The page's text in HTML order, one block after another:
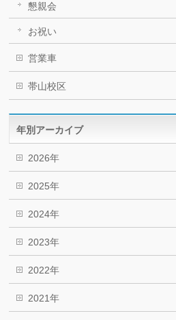
懇親会
お祝い
営業車
帯山校区
年別アーカイブ
2026年
2025年
2024年
2023年
2022年
2021年